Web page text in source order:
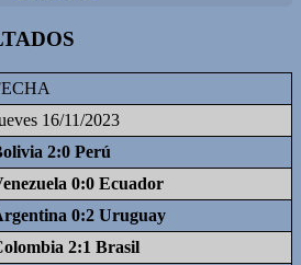
16/11/2023
2:0 Perú
0:0 Ecuador
0:2 Uruguay
2:1 Brasil